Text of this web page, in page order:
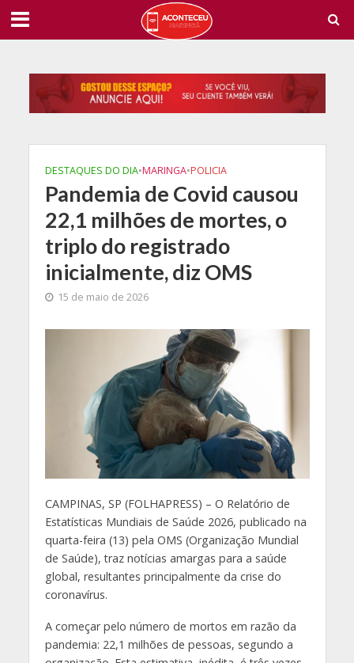
DESTAQUES DO DIA•MARINGA•POLICIA
Pandemia de Covid causou
22,1 milhões de mortes, o
triplo do registrado
inicialmente, diz OMS
15 de maio de 2026
CAMPINAS, SP (FOLHAPRESS) – O Relatório de
Estatísticas Mundiais de Saúde 2026, publicado na
quarta-feira (13) pela OMS (Organização Mundial
de Saúde), traz notícias amargas para a saúde
global, resultantes principalmente da crise do
coronavírus.
A começar pelo número de mortos em razão da
pandemia: 22,1 milhões de pessoas, segundo a